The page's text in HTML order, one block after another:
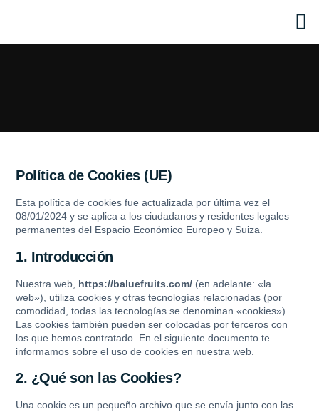
Política de Cookies (UE)
Esta política de cookies fue actualizada por última vez el
08/01/2024 y se aplica a los ciudadanos y residentes legales
permanentes del Espacio Económico Europeo y Suiza.
1. Introducción
Nuestra web, https://baluefruits.com/ (en adelante: «la
web»), utiliza cookies y otras tecnologías relacionadas (por
comodidad, todas las tecnologías se denominan «cookies»).
Las cookies también pueden ser colocadas por terceros con
los que hemos contratado. En el siguiente documento te
informamos sobre el uso de cookies en nuestra web.
2. ¿Qué son las Cookies?
Una cookie es un pequeño archivo que se envía junto con las